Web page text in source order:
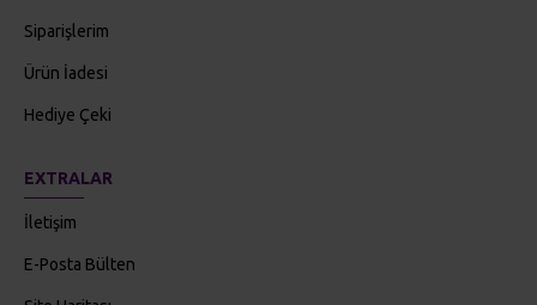
Siparişlerim
Ürün İadesi
Hediye Çeki
EXTRALAR
İletişim
E-Posta Bülten